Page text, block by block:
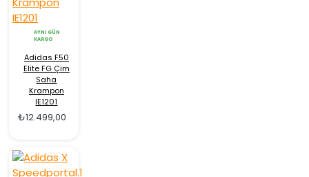
AYNI GÜN
KARGO
Adidas F50
Elite FG Çim
Saha
Krampon
IE1201
₺12.499,00